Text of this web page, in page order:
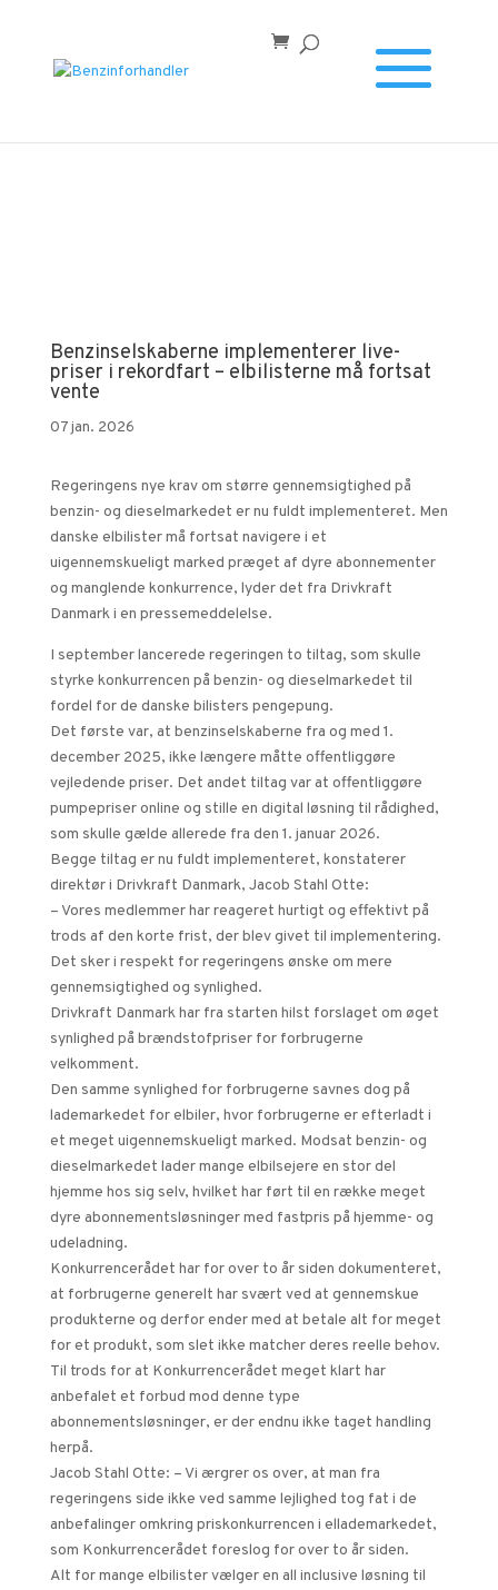
Benzinselskaberne implementerer live-
priser i rekordfart – elbilisterne må fortsat
vente
07 jan. 2026
Regeringens nye krav om større gennemsigtighed på
benzin- og dieselmarkedet er nu fuldt implementeret. Men
danske elbilister må fortsat navigere i et
uigennemskueligt marked præget af dyre abonnementer
og manglende konkurrence, lyder det fra Drivkraft
Danmark i en pressemeddelelse.
I september lancerede regeringen to tiltag, som skulle
styrke konkurrencen på benzin- og dieselmarkedet til
fordel for de danske bilisters pengepung.
Det første var, at benzinselskaberne fra og med 1.
december 2025, ikke længere måtte offentliggøre
vejledende priser. Det andet tiltag var at offentliggøre
pumpepriser online og stille en digital løsning til rådighed,
som skulle gælde allerede fra den 1. januar 2026.
Begge tiltag er nu fuldt implementeret, konstaterer
direktør i Drivkraft Danmark, Jacob Stahl Otte:
– Vores medlemmer har reageret hurtigt og effektivt på
trods af den korte frist, der blev givet til implementering.
Det sker i respekt for regeringens ønske om mere
gennemsigtighed og synlighed.
Drivkraft Danmark har fra starten hilst forslaget om øget
synlighed på brændstofpriser for forbrugerne
velkomment.
Den samme synlighed for forbrugerne savnes dog på
lademarkedet for elbiler, hvor forbrugerne er efterladt i
et meget uigennemskueligt marked. Modsat benzin- og
dieselmarkedet lader mange elbilsejere en stor del
hjemme hos sig selv, hvilket har ført til en række meget
dyre abonnementsløsninger med fastpris på hjemme- og
udeladning.
Konkurrencerådet har for over to år siden dokumenteret,
at forbrugerne generelt har svært ved at gennemskue
produkterne og derfor ender med at betale alt for meget
for et produkt, som slet ikke matcher deres reelle behov.
Til trods for at Konkurrencerådet meget klart har
anbefalet et forbud mod denne type
abonnementsløsninger, er der endnu ikke taget handling
herpå.
Jacob Stahl Otte: – Vi ærgrer os over, at man fra
regeringens side ikke ved samme lejlighed tog fat i de
anbefalinger omkring priskonkurrencen i ellademarkedet,
som Konkurrencerådet foreslog for over to år siden.
Alt for mange elbilister vælger en all inclusive løsning til